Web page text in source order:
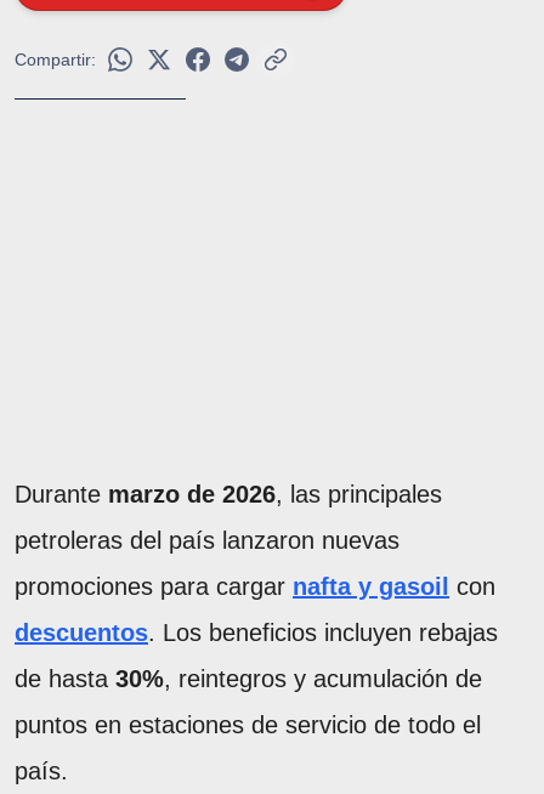
Compartir:
Durante marzo de 2026, las principales
petroleras del país lanzaron nuevas
promociones para cargar nafta y gasoil con
descuentos. Los beneficios incluyen rebajas
de hasta 30%, reintegros y acumulación de
puntos en estaciones de servicio de todo el
país.